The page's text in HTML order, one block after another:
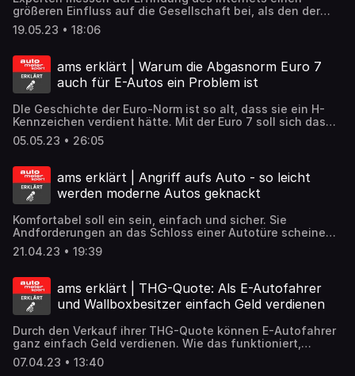
größeren Einfluss auf die Gesellschaft bei, als den der
industriellen Revolution. Die Weiterentwicklung des
Internets sehen andere wiederum im Metaversum. Was
Carina Belluomo in der aktuellen Folge.
19.05.23 • 18:06
ams erklärt | Warum die Abgasnorm Euro 7
auch für E-Autos ein Problem ist
DIe Geschichte der Euro-Norm ist so alt, dass sie ein H-
Kennzeichen verdient hätte. Mit der Euro 7 soll sich das
Wesen der Norm aber grundlegend ändern. Wieso die
Abgasnorm dann auch für Reifen und Bremsen gilt und
05.05.23 • 26:05
ams erklärt | Angriff aufs Auto - so leicht
werden moderne Autos geknackt
Komfortabel soll ein sein, einfach und sicher. Sie
Andforderungen an das Schloss einer Autotüre scheinen
im ersten Moment nicht allzu ambitioniert. Wie ein Test
von auto motor und sport zeige, sind ein Großteil der
vorgehen, wie man sich am besten schützen kann und
welche Technik sichere von unseren Autos unterscheidet,
erklärt Claudius Maintz in der aktuellen Folge von auto
21.04.23 • 19:39
ams erklärt | THG-Quote: Als E-Autofahrer
und Wallboxbesitzer einfach Geld verdienen
Durch den Verkauf ihrer THG-Quote können E-Autofahrer
ganz einfach Geld verdienen. Wie das funktioniert,
worauf man achten muss und wie viel Geld es gibt, verrät
Carina Belluomo in der aktuellen Folge von auto motor und
07.04.23 • 13:40